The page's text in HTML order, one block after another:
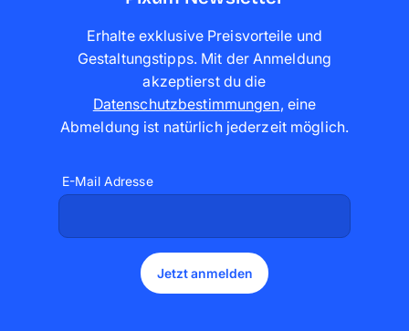
Erhalte exklusive Preisvorteile und
Gestaltungstipps. Mit der Anmeldung
akzeptierst du die
Datenschutzbestimmungen, eine
Abmeldung ist natürlich jederzeit möglich.
E-Mail Adresse
Jetzt anmelden